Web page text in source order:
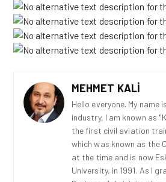
MEHMET KALI
Hello everyone. My name
industry, I am known as
the first civil aviation
which was known as the
at the time and is now
University, in 1991. As I